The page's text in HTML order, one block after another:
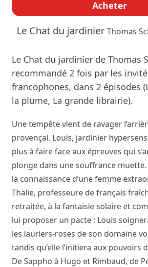
Acheter
Le Chat du jardinier Thomas
Le Chat du jardinier de Thomas
recommandé 2 fois par les
francophones, dans 2 épisodes
la plume, La grande librairie).
Une tempête vient de ravager
provençal. Louis, jardinier
plus à faire face aux épreuves qui
plonge dans une souffrance
la connaissance d’une femme
Thalie, professeure de français
retraitée, à la fantaisie solaire et
lui proposer un pacte : Louis
les lauriers-roses de son domaine
tandis qu’elle l’initiera aux pouvoirs
De Sappho à Hugo et Rimbaud, de